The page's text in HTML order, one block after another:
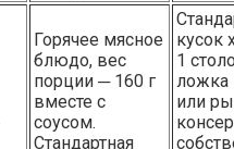
Горячее мясное
блюдо, вес
порции ─ 160 г
вместе с
соусом.
Стандартная
кусок
1
ложка
или